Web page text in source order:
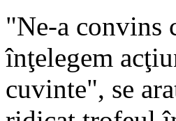
"Ne-a convins
înţelegem
cuvinte", se